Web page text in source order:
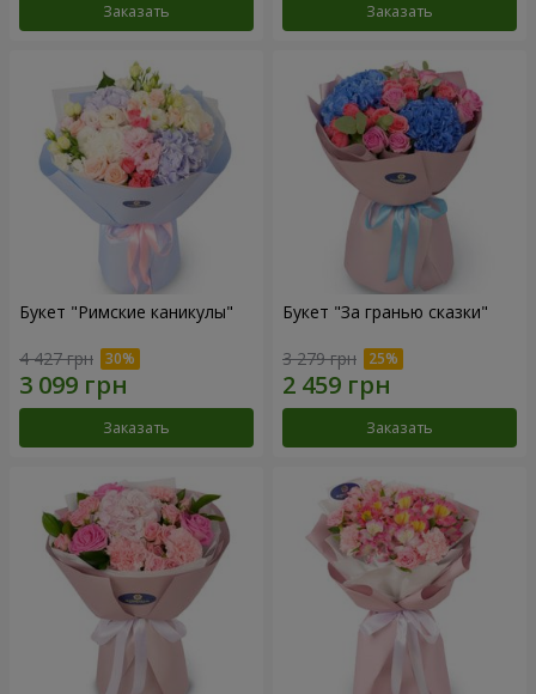
Заказать Заказать
Букет "Римские каникулы"
4 427 грн
Заказать
Букет "За гранью сказки"
3 279 грн
Заказать